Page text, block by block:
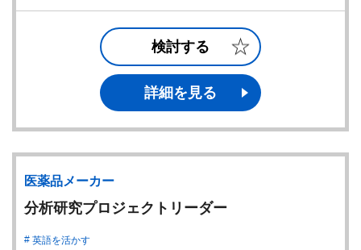
検討する
詳細を見る
医薬品メーカー
分析研究プロジェクトリーダー
英語を活かす